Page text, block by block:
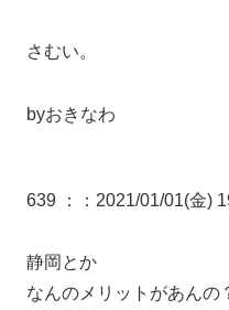
さむい。
byおきなわ
639 ： ：2021/01/01(金)
静岡とか
なんのメリットがあんの